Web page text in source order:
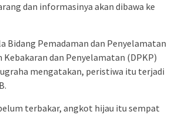
dan informasinya akan dibawa ke
Bidang Pemadaman dan Penyelamatan
Kebakaran dan Penyelamatan (DPKP)
mengatakan, peristiwa itu terjadi
terbakar, angkot hijau itu sempat